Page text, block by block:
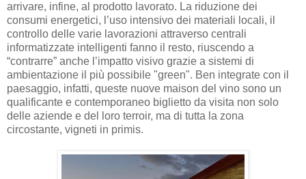
arrivare, infine, al prodotto lavorato. La riduzione dei
consumi energetici, l’uso intensivo dei materiali locali, il
controllo delle varie lavorazioni attraverso centrali
informatizzate intelligenti fanno il resto, riuscendo a
“contrarre” anche l’impatto visivo grazie a sistemi di
ambientazione il più possibile "green". Ben integrate con il
paesaggio, infatti, queste nuove maison del vino sono un
qualificante e contemporaneo biglietto da visita non solo
delle aziende e del loro terroir, ma di tutta la zona
circostante, vigneti in primis.